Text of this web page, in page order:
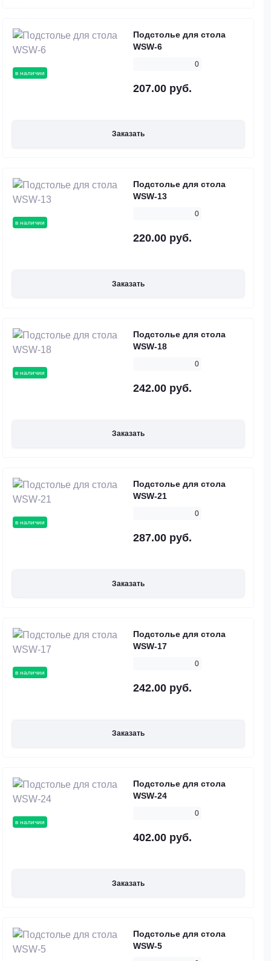
в наличии
Подстолье для стола
WSW-6
0
207.00 руб.
Заказать
в наличии
Подстолье для стола
WSW-13
0
220.00 руб.
Заказать
в наличии
Подстолье для стола
WSW-18
0
242.00 руб.
Заказать
в наличии
Подстолье для стола
WSW-21
0
287.00 руб.
Заказать
в наличии
Подстолье для стола
WSW-17
0
242.00 руб.
Заказать
в наличии
Подстолье для стола
WSW-24
0
402.00 руб.
Заказать
Подстолье для стола
WSW-5